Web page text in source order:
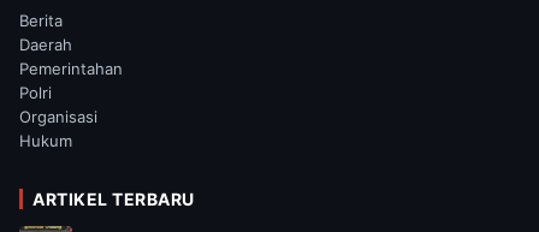
Berita
Daerah
Pemerintahan
Polri
Organisasi
Hukum
ARTIKEL TERBARU